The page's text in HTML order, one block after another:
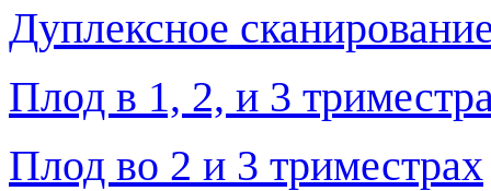
Дуплексное
Плод в 1, 2, и 3
Плод во 2 и 3 триместрах